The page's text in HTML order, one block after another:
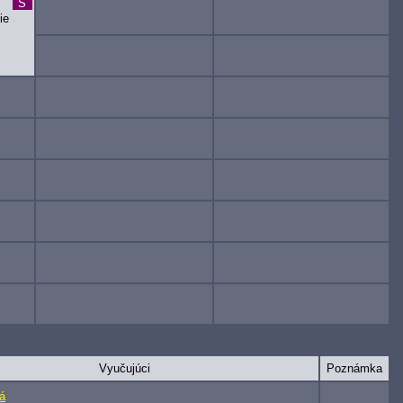
S
Vyučujúci Poznámka